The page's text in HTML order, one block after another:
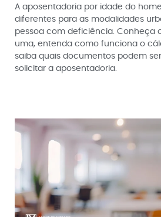
A aposentadoria por idade do
diferentes para as modalidades
pessoa com deficiência. Conheça
uma, entenda como funciona o
saiba quais documentos podem
solicitar a aposentadoria.